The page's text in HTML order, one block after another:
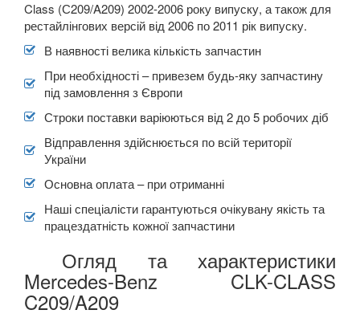
Class (С209/A209) 2002-2006 року випуску, а також для
рестайлінгових версій від 2006 по 2011 рік випуску.
В наявності велика кількість запчастин
При необхідності – привезем будь-яку запчастину
під замовлення з Європи
Строки поставки варіюються від 2 до 5 робочих діб
Відправлення здійснюється по всій території
України
Основна оплата – при отриманні
Наші спеціалісти гарантуються очікувану якість та
працездатність кожної запчастини
Огляд та характеристики
Mercedes-Benz CLK-CLASS
C209/A209